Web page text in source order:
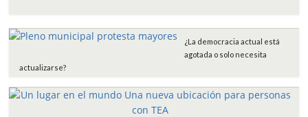
o
r
p
p
t
¿La democracia actual está
agotada o solo necesita
actualizarse?